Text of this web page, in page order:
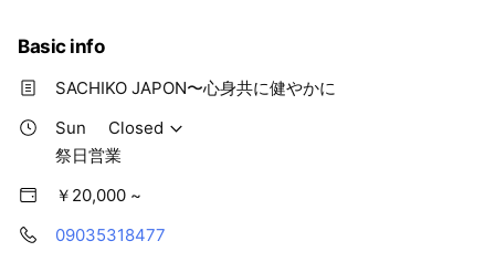
Basic info
SACHIKO JAPON〜心身共に健やかに
Sun
Closed
祭日営業
￥20,000 ~
09035318477